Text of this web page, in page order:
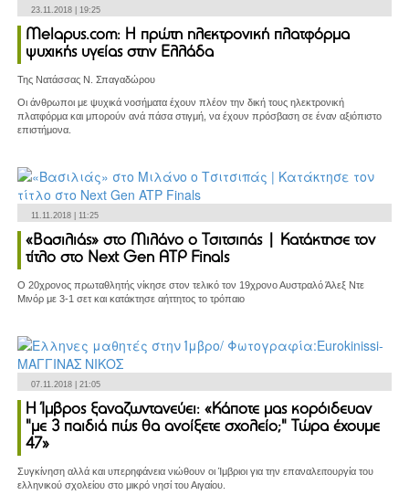
23.11.2018 | 19:25
Melapus.com: Η πρώτη ηλεκτρονική πλατφόρμα
ψυχικής υγείας στην Ελλάδα
Της Νατάσσας Ν. Σπαγαδώρου
Οι άνθρωποι με ψυχικά νοσήματα έχουν πλέον την δική τους ηλεκτρονική
πλατφόρμα και μπορούν ανά πάσα στιγμή, να έχουν πρόσβαση σε έναν αξιόπιστο
επιστήμονα.
11.11.2018 | 11:25
«Βασιλιάς» στο Μιλάνο ο Τσιτσιπάς | Κατάκτησε τον
τίτλο στο Next Gen ATP Finals
Ο 20χρονος πρωταθλητής νίκησε στον τελικό τον 19χρονο Αυστραλό Άλεξ Ντε
Μινόρ με 3-1 σετ και κατάκτησε αήττητος το τρόπαιο
07.11.2018 | 21:05
Η Ίμβρος ξαναζωντανεύει: «Κάποτε μας κορόιδευαν
"με 3 παιδιά πώς θα ανοίξετε σχολείο;" Τώρα έχουμε
47»
Συγκίνηση αλλά και υπερηφάνεια νιώθουν οι Ίμβριοι για την επαναλειτουργία του
ελληνικού σχολείου στο μικρό νησί του Αιγαίου.